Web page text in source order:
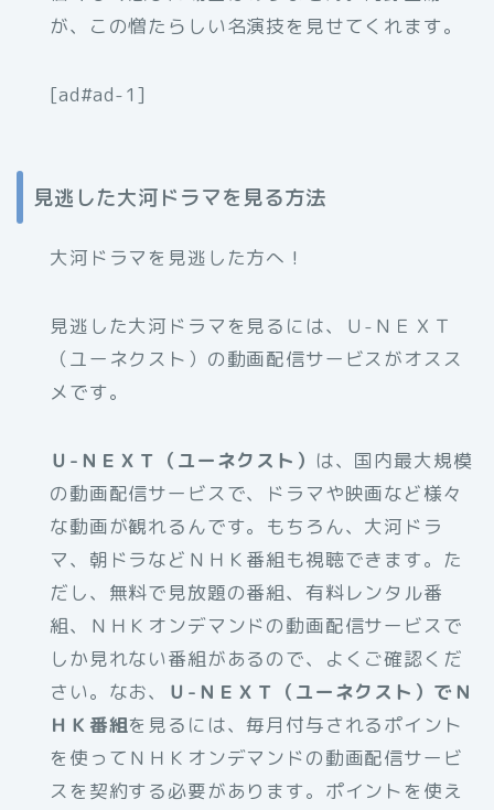
が、この憎たらしい名演技を見せてくれます。
[ad#ad-1]
見逃した大河ドラマを見る方法
大河ドラマを見逃した方へ！
見逃した大河ドラマを見るには、Ｕ-ＮＥＸＴ
（ユーネクスト）の動画配信サービスがオスス
メです。
Ｕ-ＮＥＸＴ（ユーネクスト） は、国内最大規模
の動画配信サービスで、ドラマや映画など様々
な動画が観れるんです。もちろん、大河ドラ
マ、朝ドラなどＮＨＫ番組も視聴できます。た
だし、無料で見放題の番組、有料レンタル番
組、ＮＨＫオンデマンドの動画配信サービスで
しか見れない番組があるので、よくご確認くだ
さい。なお、
Ｕ-ＮＥＸＴ（ユーネクスト）でＮ
ＨＫ番組を見るには、毎月付与されるポイント
を使ってＮＨＫオンデマンドの動画配信サービ
スを契約する必要があります。ポイントを使え